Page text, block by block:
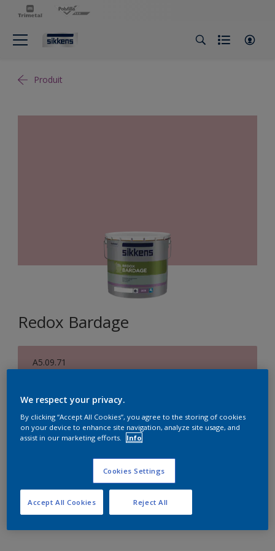
Produit
Redox Bardage
A5.09.71
1 L 5 L 15 L
We respect your privacy.
By clicking “Accept All Cookies”, you agree to the storing of cookies
on your device to enhance site navigation, analyze site usage, and
assist in our marketing efforts.
Info
Cookies Settings
Reject All
Accept All Cookies